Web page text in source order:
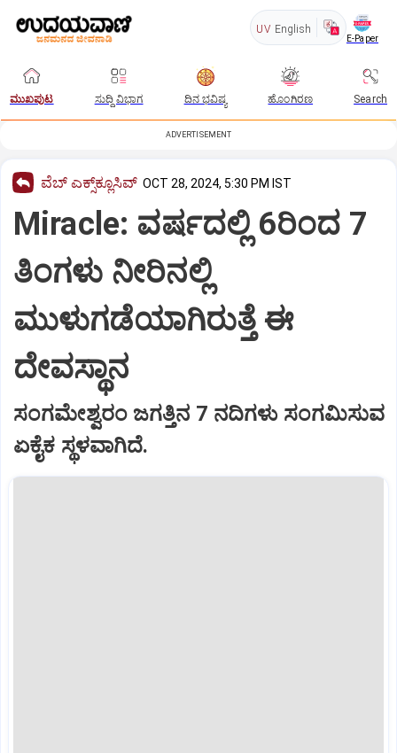
UV English
E-Paper
ಮುಖಪುಟ ಸುದ್ದಿ ವಿಭಾಗ ದಿನ ಭವಿಷ್ಯ ಹೊಂಗಿರಣ Search
ADVERTISEMENT
ವೆಬ್ ಎಕ್ಸ್‌ಕ್ಲೂಸಿವ್ OCT 28, 2024, 5:30 PM IST
Miracle: ವರ್ಷದಲ್ಲಿ 6ರಿಂದ 7
ತಿಂಗಳು ನೀರಿನಲ್ಲಿ
ಮುಳುಗಡೆಯಾಗಿರುತ್ತೆ ಈ
ದೇವಸ್ಥಾನ
ಸಂಗಮೇಶ್ವರಂ ಜಗತ್ತಿನ 7 ನದಿಗಳು ಸಂಗಮಿಸುವ
ಏಕೈಕ ಸ್ಥಳವಾಗಿದೆ.